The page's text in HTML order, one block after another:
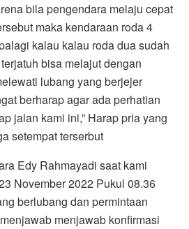
bila pengendara melaju cepat
maka kendaraan roda 4
kalau kalau roda dua sudah
bisa melajut dengan
lubang yang berjejer
berharap agar ada perhatian
jalan kami ini,” Harap pria yang
setempat terserbut
Edy Rahmayadi saat kami
November 2022 Pukul 08.36
berlubang dan permintaan
menjawab konfirmasi